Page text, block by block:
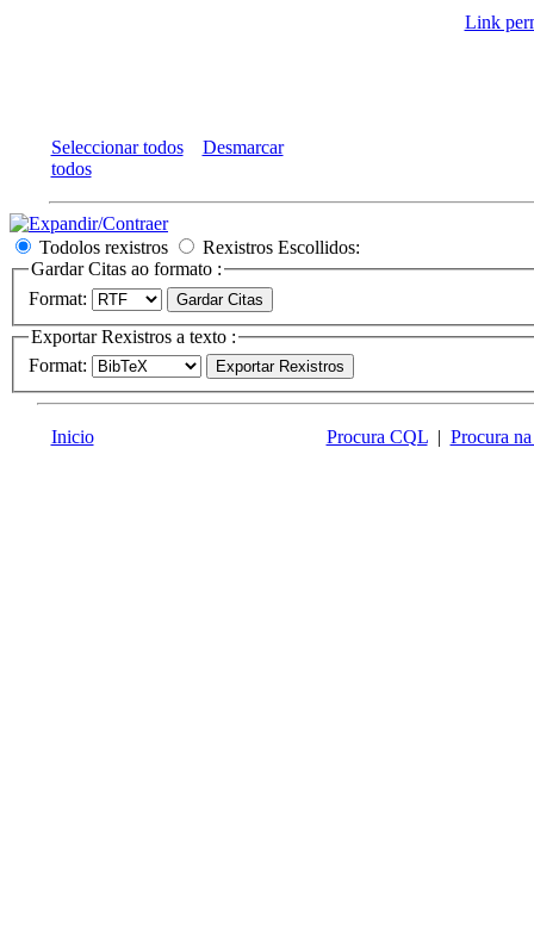
Link
Seleccionar todos
Desmarcar
todos
Todolos rexistros
Rexistros Escollidos:
Gardar Citas ao formato :
Format:
Exportar Rexistros a texto :
Format:
Inicio Procura CQL| Procura